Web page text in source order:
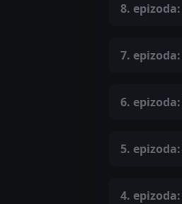
8. epizoda:
7. epizoda:
6. epizoda:
5. epizoda:
4. epizoda: